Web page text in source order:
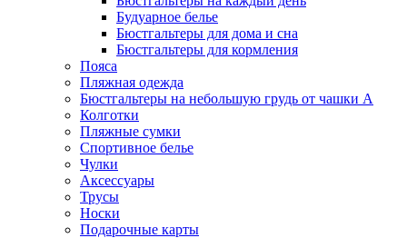
Будуарное белье
Бюстгальтеры для дома и сна
Бюстгальтеры для кормления
Пояса
Пляжная одежда
Бюстгальтеры на небольшую грудь от чашки А
Колготки
Пляжные сумки
Спортивное белье
Чулки
Аксессуары
Трусы
Носки
Подарочные карты